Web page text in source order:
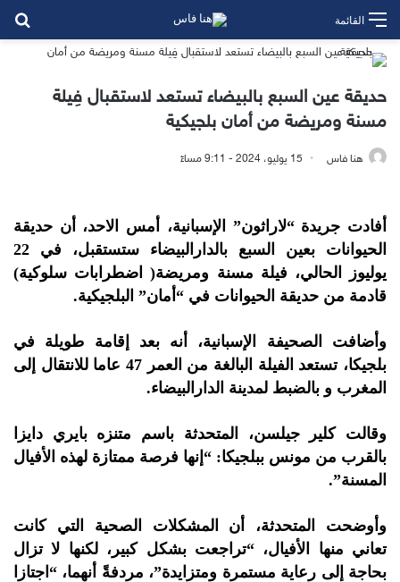
القائمة
حديقة عين السبع بالبيضاء تستعد لاستقبال فِيلة
مسنة ومريضة من أمان بلجيكية
هنا فاس 15 يوليو، 2024 - 9:11 مساءً
أفادت جريدة “لاراثون” الإسبانية، أمس الاحد، أن حديقة
الحيوانات بعين السبع بالدارالبيضاء ستستقبل، في 22
يوليوز الحالي، فيلة مسنة ومريضة( اضطرابات سلوكية)
قادمة من حديقة الحيوانات في “أمان” البلجيكية.
وأضافت الصحيفة الإسبانية، أنه بعد إقامة طويلة في
بلجيكا، تستعد الفيلة البالغة من العمر 47 عاما للانتقال إلى
المغرب و بالضبط لمدينة الدارالبيضاء.
وقالت كلير جيلسن، المتحدثة باسم متنزه بايري دايزا
بالقرب من مونس ببلجيكا: “إنها فرصة ممتازة لهذه الأفيال
المسنة”.
وأوضحت المتحدثة، أن المشكلات الصحية التي كانت
تعاني منها الأفيال، “تراجعت بشكل كبير، لكنها لا تزال
بحاجة إلى رعاية مستمرة ومتزايدة”، مردفةً أنهما، “اجتازا